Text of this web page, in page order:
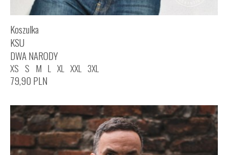
Koszulka
KSU
DWA NARODY
XS S M L XL XXL 3XL
79,90 PLN